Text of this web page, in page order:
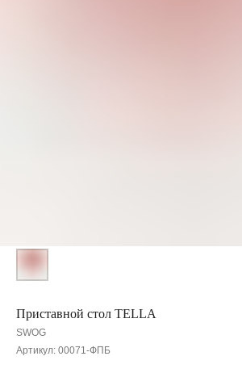
Приставной стол TELLA
SWOG
Артикул: 00071-ФПБ